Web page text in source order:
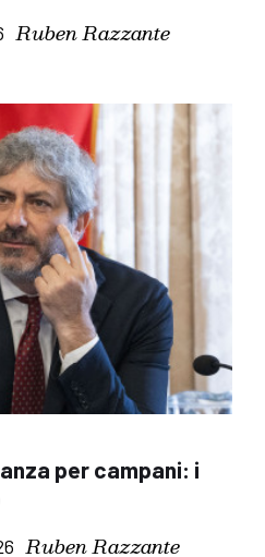
Ruben Razzante
per campani: i
Ruben Razzante